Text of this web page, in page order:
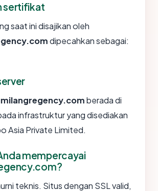
sertifikat
saat ini disajikan oleh
dipecahkan sebagai:
berada di
infrastruktur yang disediakan
Asia Private Limited.
mempercayai
teknis. Situs dengan SSL valid,